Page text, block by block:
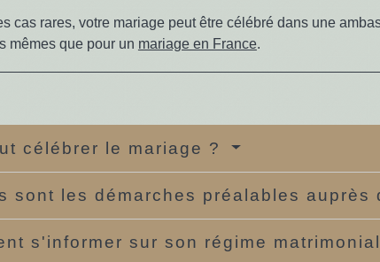
cas rares, votre mariage peut être célébré dans une
mêmes que pour un mariage en France.
célébrer le mariage ?
sont les démarches préalables auprès
s'informer sur son régime